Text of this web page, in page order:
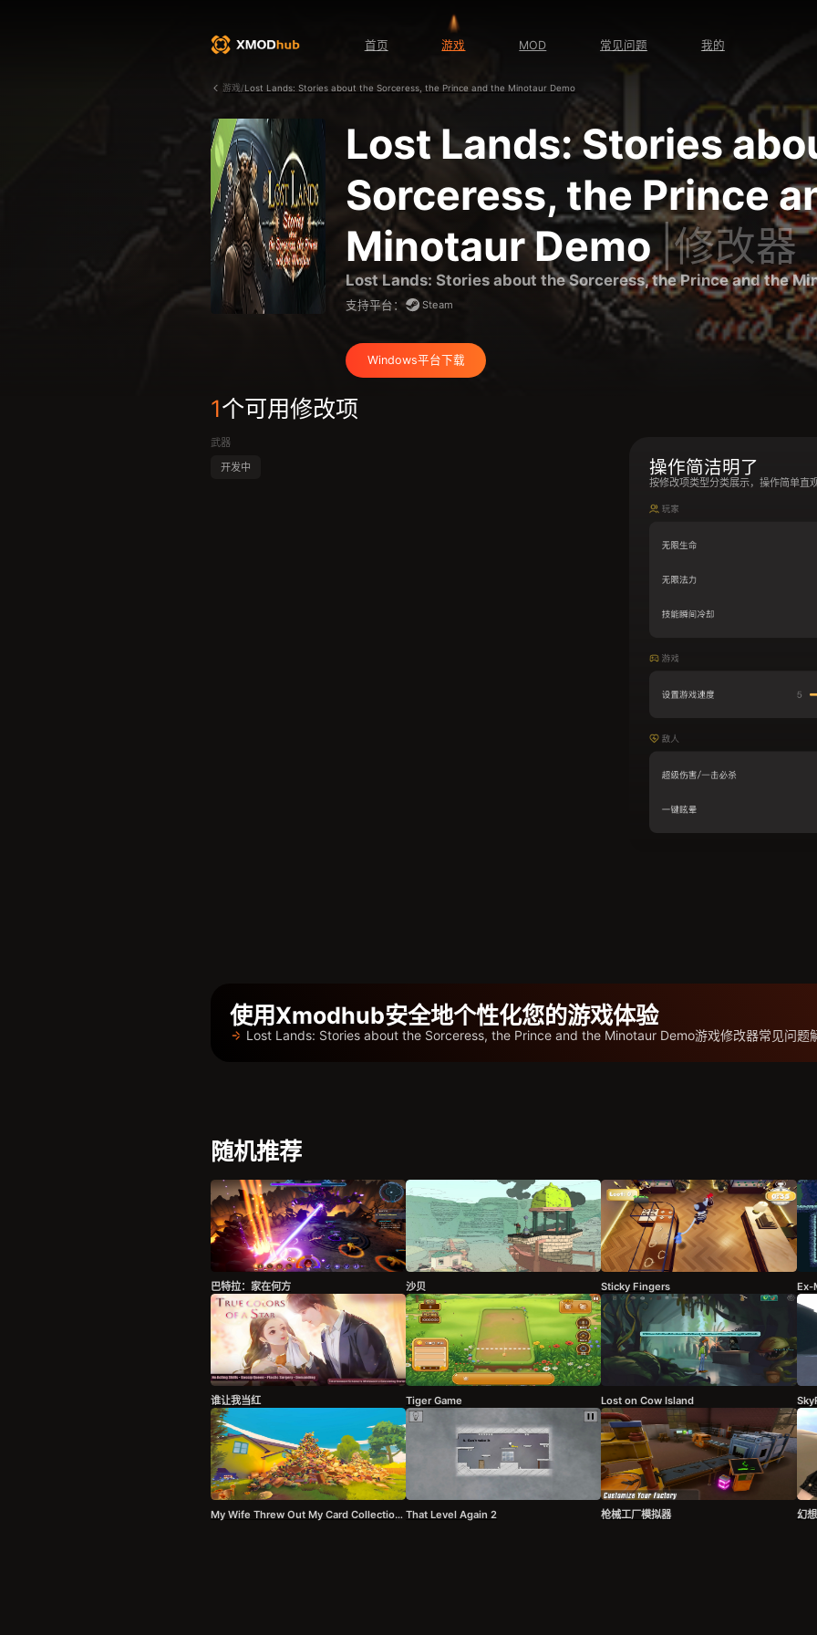
首页 游戏 MOD 常见问题 我的
游戏/Lost Lands: Stories about the Sorceress, the Prince and the Minotaur Demo
Lost Lands: Stories
Sorceress, the Prince
Minotaur Demo|修改器
Lost Lands: Stories about the Sorceress, the Prince and the
支持平台： Steam
Windows平台下载
1个可用修改项
武器
开发中
操作简洁明了
按修改项类型分类展示，操作简单直
使用Xmodhub安全地个性化您的游戏体验
Lost Lands: Stories about the Sorceress, the Prince and the Minotaur Demo游戏修改器常见问题
随机推荐
巴特拉：家在何方 沙贝 Sticky Fingers Ex-
谁让我当红 Tiger Game Lost on Cow Island
My Wife Threw Out My Card Collection (So I Bought a Dump to Find Them All) ⭐ That Level Again 2 枪械工厂模拟器 幻